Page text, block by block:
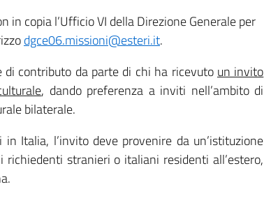
copia l’Ufficio VI della Direzione Generale per
dgce06.missioni@esteri.it.
contributo da parte di chi ha ricevuto un invito
, dando preferenza a inviti nell’ambito di
bilaterale.
Italia, l’invito deve provenire da un’istituzione
stranieri o italiani residenti all’estero,